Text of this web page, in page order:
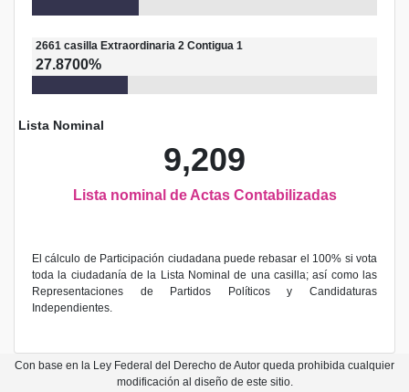
2661 casilla Extraordinaria 2 Contigua 1
27.8700%
Lista Nominal
9,209
Lista nominal de Actas Contabilizadas
El cálculo de Participación ciudadana puede rebasar el 100% si vota
toda la ciudadanía de la Lista Nominal de una casilla; así como las
Representaciones de Partidos Políticos y Candidaturas
Independientes.
Con base en la Ley Federal del Derecho de Autor queda prohibida cualquier
modificación al diseño de este sitio.